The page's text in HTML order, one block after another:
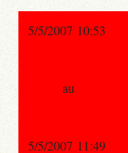
5/5/2007 10:53
au
5/5/2007 11:49